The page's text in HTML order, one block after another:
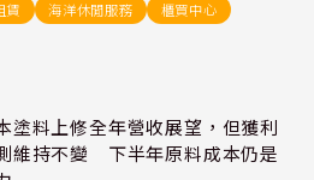
賃 海洋休閒服務 櫃買中心
塗料上修全年營收展望，但獲利
維持不變 下半年原料成本仍是